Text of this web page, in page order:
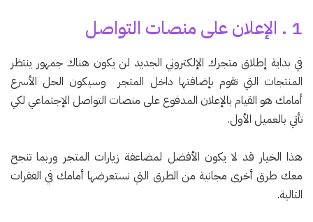
1 . الإعلان على منصات التواصل
في بداية إطلاق متجرك الإلكتروني الجديد لن يكون هناك جمهور ينتظر
المنتجات التي تقوم بإضافتها داخل المتجر وسيكون الحل الأسرع
أمامك هو القيام بالإعلان المدفوع على منصات التواصل الإجتماعي لكي
تأتي بالعميل الأول.
هذا الخيار قد لا يكون الأفضل لمضاعفة زيارات المتجر وربما تنجح
معك طرق أخرى مجانية من الطرق التي نستعرضها أمامك في الفقرات
التالية.